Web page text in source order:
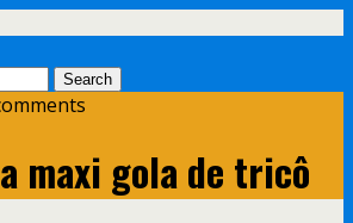
maxi gola de tricô